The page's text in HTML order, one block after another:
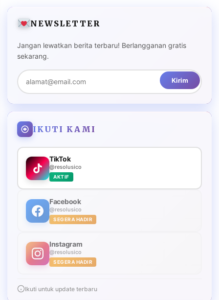
NEWSLETTER
Jangan lewatkan berita terbaru! Berlangganan gratis
sekarang.
Kirim
IKUTI KAMI
TikTok
@resolusico
AKTIF
Facebook
@resolusico
SEGERA HADIR
Instagram
@resolusico
SEGERA HADIR
Ikuti untuk update terbaru